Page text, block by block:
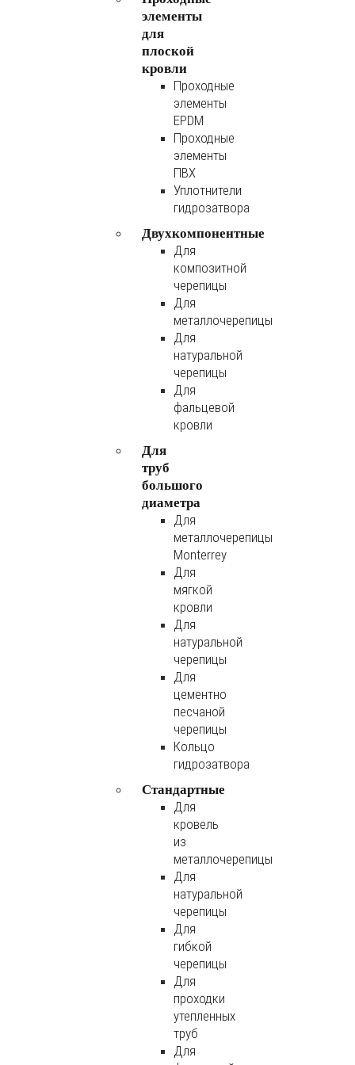
элементы
для
плоской
кровли
Проходные
элементы
EPDM
Проходные
элементы
ПВХ
Уплотнители
гидрозатвора
Двухкомпонентные
Для
композитной
черепицы
Для
металлочерепицы
Для
натуральной
черепицы
Для
фальцевой
кровли
Для
труб
большого
диаметра
Для
металлочерепицы
Monterrey
Для
мягкой
кровли
Для
натуральной
черепицы
Для
цементно
песчаной
черепицы
Кольцо
гидрозатвора
Стандартные
Для
кровель
из
металлочерепицы
Для
натуральной
черепицы
Для
гибкой
черепицы
Для
проходки
утепленных
труб
Для